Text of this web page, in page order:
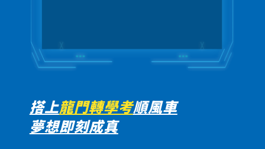
搭上龍門轉學考順風車
夢想即刻成真